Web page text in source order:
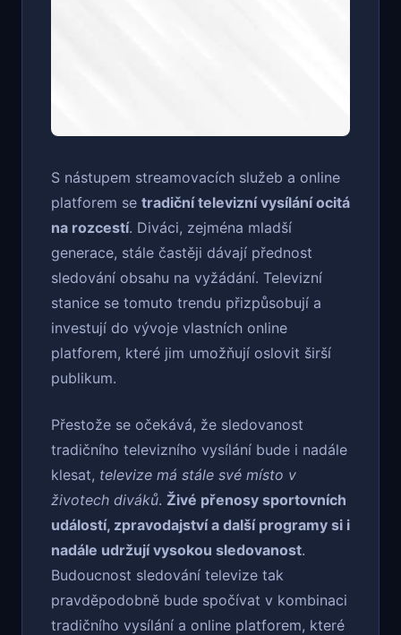
S nástupem streamovacích služeb a online
platforem se tradiční televizní vysílání ocitá
na rozcestí. Diváci, zejména mladší
generace, stále častěji dávají přednost
sledování obsahu na vyžádání. Televizní
stanice se tomuto trendu přizpůsobují a
investují do vývoje vlastních online
platforem, které jim umožňují oslovit širší
publikum.
Přestože se očekává, že sledovanost
tradičního televizního vysílání bude i nadále
klesat, televize má stále své místo v
životech diváků. Živé přenosy sportovních
událostí, zpravodajství a další programy si i
nadále udržují vysokou sledovanost.
Budoucnost sledování televize tak
pravděpodobně bude spočívat v kombinaci
tradičního vysílání a online platforem, které